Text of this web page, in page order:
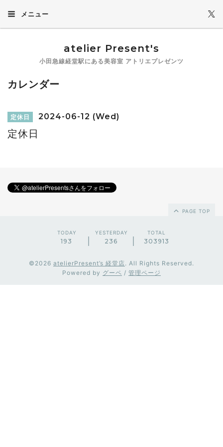
メニュー
atelier Present's
小田急線経堂駅にある美容室 アトリエプレゼンツ
カレンダー
定休日 2024-06-12 (Wed)
定休日
PAGE TOP
TODAY
193
YESTERDAY
236
TOTAL
303913
©2026 atelierPresent’s 経堂店. All Rights Reserved.
Powered by グーペ / 管理ページ